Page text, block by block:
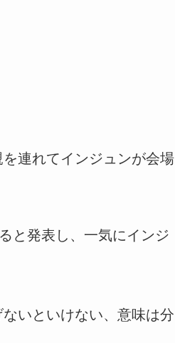
連れてインジュンが会場
と発表し、一気にインジ
いといけない、意味は分